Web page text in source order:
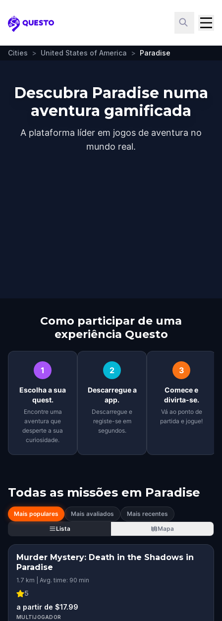
Questo
Cities > United States of America > Paradise
Descubra Paradise numa
aventura gamificada
A plataforma líder em jogos de aventura no
mundo real.
Como participar de uma
experiência Questo
1
Escolha a sua
quest.
Encontre uma
aventura que
desperte a sua
curiosidade.
2
Descarregue a
app.
Descarregue e
registe-se em
segundos.
3
Comece e
divirta-se.
Vá ao ponto de
partida e jogue!
Todas as missões em Paradise
Mais populares Mais avaliados
Mais recentes
Lista
Mapa
Murder Mystery: Death in the Shadows in
Paradise
1.7 km | Avg. time: 90 min
5
a partir de $17.99
MULTIJOGADOR